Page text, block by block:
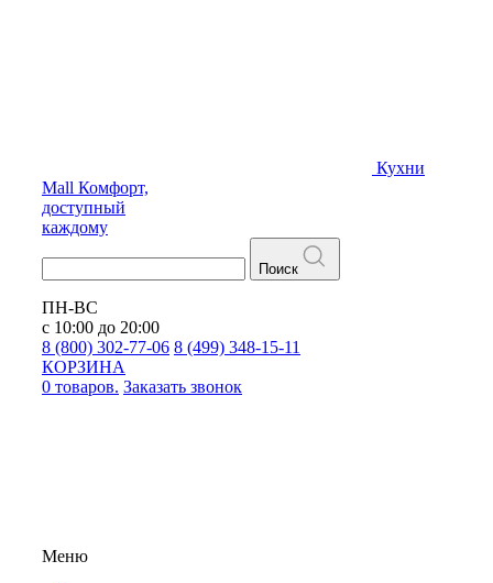
Кухни
Mall Комфорт,
доступный
каждому
Поиск
ПН-ВС
с 10:00 до 20:00
8 (800) 302-77-06 8 (499) 348-15-11
КОРЗИНА
0 товаров. Заказать звонок
Меню